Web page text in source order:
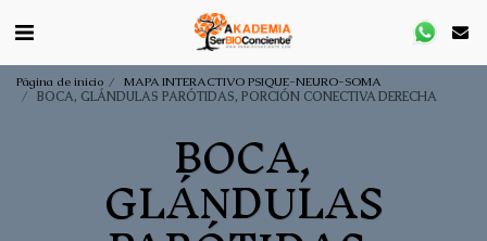
Página de inicio
MAPA INTERACTIVO PSIQUE-NEURO-SOMA
BOCA, GLÁNDULAS PARÓTIDAS, PORCIÓN CONECTIVA DERECHA
BOCA,
GLÁNDULAS